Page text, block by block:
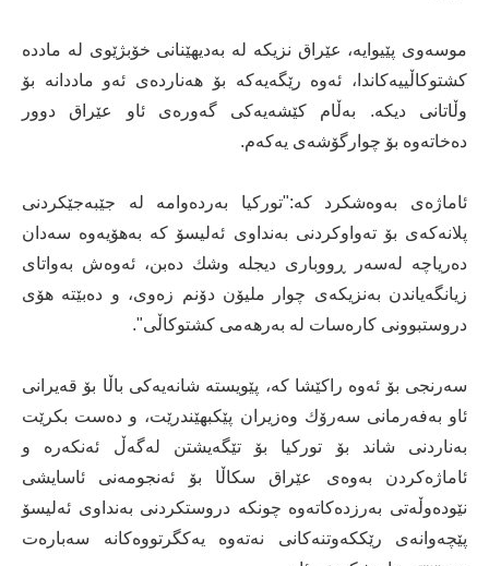
موسەوی پێیوایە، عێراق نزیکە لە بەدیهێنانی خۆبژێوی لە ماددە
کشتوکاڵییەکاندا، ئەوە رێگەیەکە بۆ هەناردەی ئەو ماددانە بۆ
وڵاتانی دیکە. بەڵام کێشەیەکی گەورەی ئاو عێراق دوور
دەخاتەوە بۆ چوارگۆشەی یەکەم.
ئاماژەی بەوەشكرد كە:"توركیا بەردەوامە لە جێبەجێكردنی
پلانەكەی بۆ تەواوكردنی بەنداوی ئەلیسۆ كە بەهۆیەوە سەدان
دەریاچە لەسەر ڕووباری دیجلە وشك دەبن، ئەوەش بەواتای
زیانگەیاندن بەنزیكەی چوار ملیۆن دۆنم زەوی، و دەبێتە هۆی
دروستبوونی كارەسات لە بەرهەمی كشتوكاڵی".
سەرنجی بۆ ئەوە راكێشا كە، پێویستە شانەیەكی باڵا بۆ قەیرانی
ئاو بەفەرمانی سەرۆك وەزیران پێكبهێندرێت، و دەست بكرێت
بەناردنی شاند بۆ توركیا بۆ تێگەیشتن لەگەڵ ئەنكەرە و
ئاماژەكردن بەوەی عێراق سكاڵا بۆ ئەنجومەنی ئاسایشی
نێودەوڵەتی بەرزدەكاتەوە چونكە دروستكردنی بەنداوی ئەلیسۆ
پێچەوانەی رێككەوتنەكانی نەتەوە یەكگرتووەكانە سەبارەت